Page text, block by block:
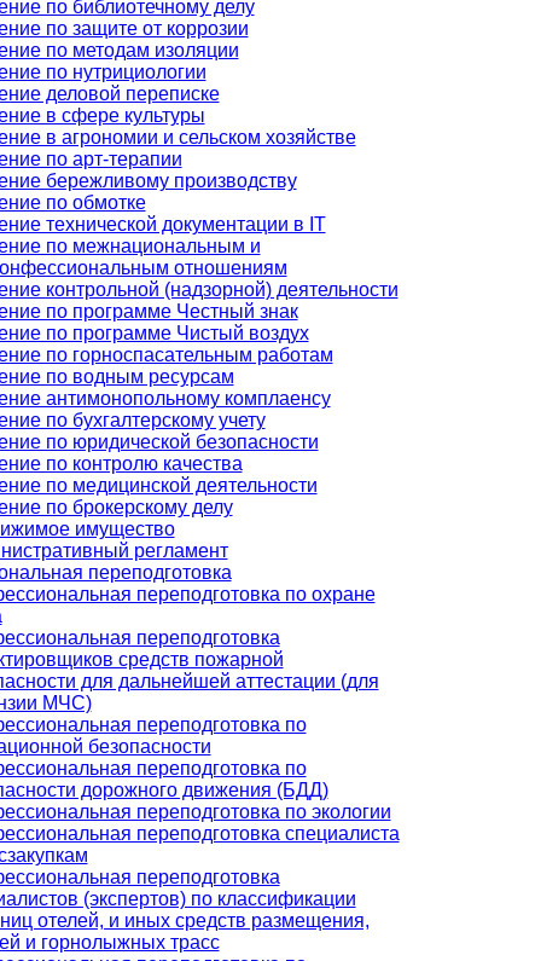
по библиотечному делу
по защите от коррозии
по методам изоляции
по нутрициологии
деловой переписке
в сфере культуры
в агрономии и сельском хозяйстве
по арт-терапии
бережливому производству
по обмотке
технической документации в IT
по межнациональным и
отношениям
контрольной (надзорной) деятельности
по программе Честный знак
по программе Чистый воздух
по горноспасательным работам
по водным ресурсам
антимонопольному комплаенсу
по бухгалтерскому учету
по юридической безопасности
по контролю качества
по медицинской деятельности
по брокерскому делу
имущество
регламент
переподготовка
переподготовка по охране
переподготовка
средств пожарной
для дальнейшей аттестации (для
МЧС)
переподготовка по
безопасности
переподготовка по
дорожного движения (БДД)
переподготовка по экологии
переподготовка специалиста
переподготовка
(экспертов) по классификации
отелей, и иных средств размещения,
и горнолыжных трасс